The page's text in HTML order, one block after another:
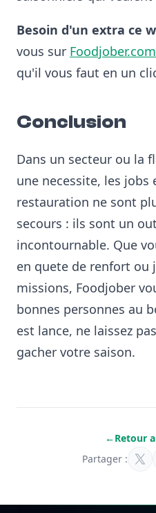
Besoin d'un extra ce
vous sur Foodjober.com
qu'il vous faut en un
Conclusion
Dans un secteur ou la
une necessite, les jobs
restauration ne sont
secours : ils sont un
incontournable. Que
en quete de renfort ou
missions, Foodjober
bonnes personnes au
est lance, ne laissez
gacher votre saison.
←Retour
Partager :